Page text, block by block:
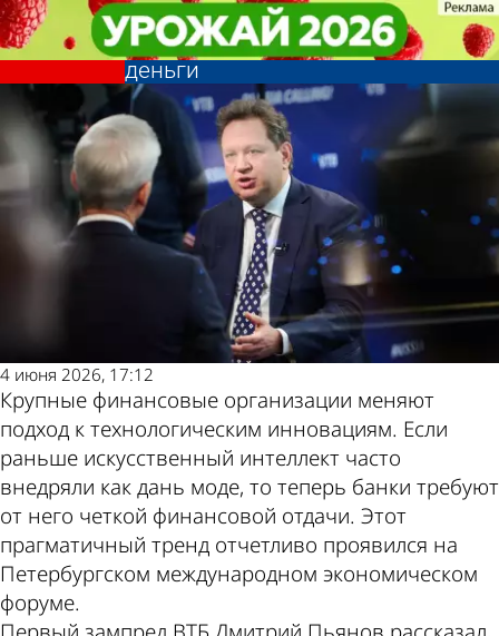
Банки осваивают «бережливый
ИИ»: ставка на то, что приносит
деньги
Экономика
4 июня 2026, 17:12
Крупные финансовые организации меняют
подход к технологическим инновациям. Если
раньше искусственный интеллект часто
внедряли как дань моде, то теперь банки требуют
от него четкой финансовой отдачи. Этот
прагматичный тренд отчетливо проявился на
Петербургском международном экономическом
форуме.
Банки осваивают «бережливый
ИИ»: ставка на то, что приносит
деньги
Экономика
Другие новости
по теме
Погода и курсы
валют в Пензе